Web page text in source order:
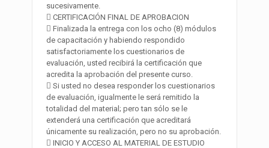
sucesivamente.
 CERTIFICACIÓN FINAL DE APROBACION
 Finalizada la entrega con los ocho (8) módulos
de capacitación y habiendo respondido
satisfactoriamente los cuestionarios de
evaluación, usted recibirá la certificación que
acredita la aprobación del presente curso.
 Si usted no desea responder los cuestionarios
de evaluación, igualmente le será remitido la
totalidad del material; pero tan sólo se le
extenderá una certificación que acreditará
únicamente su realización, pero no su aprobación.
 INICIO Y ACCESO AL MATERIAL DE ESTUDIO